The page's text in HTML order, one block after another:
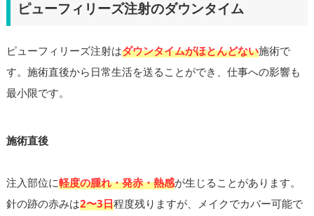
ピューフィリーズ注射のダウンタイム
ピューフィリーズ注射はダウンタイムがほとんどない施術で
す。施術直後から日常生活を送ることができ、仕事への影響も
最小限です。
施術直後
注入部位に軽度の腫れ・発赤・熱感が生じることがあります。
針の跡の赤みは2〜3日程度残りますが、メイクでカバー可能で